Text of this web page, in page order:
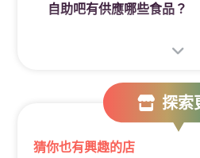
☞當日壽星來店內用餐，結帳
件
自助吧有供應哪些食品？
請問「鬥牛士二鍋新竹
店內是否提供訂位？
——
探索
猜你也有興趣的店